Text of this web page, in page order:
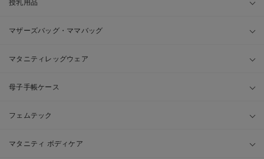
授乳用品
マザーズバッグ・ママバッグ
マタニティレッグウェア
母子手帳ケース
フェムテック
マタニティ ボディケア